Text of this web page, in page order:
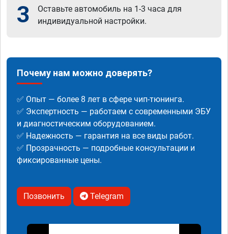
3
Оставьте автомобиль на 1-3 часа для
индивидуальной настройки.
Почему нам можно доверять?
✅ Опыт — более 8 лет в сфере чип-тюнинга.
✅ Экспертность — работаем с современными ЭБУ
и диагностическим оборудованием.
✅ Надежность — гарантия на все виды работ.
✅ Прозрачность — подробные консультации и
фиксированные цены.
Позвонить Telegram